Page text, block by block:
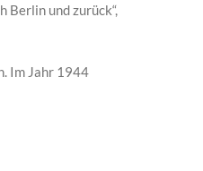
Berlin und zurück“,
Im Jahr 1944